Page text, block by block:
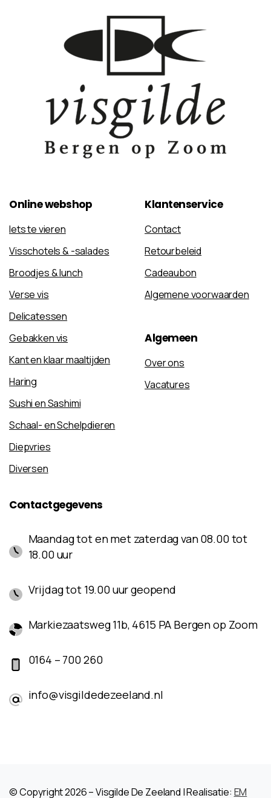
Onlinewebshop
Iets te vieren
Visschotels & -salades
Broodjes & lunch
Verse vis
Delicatessen
Gebakken vis
Kant en klaar maaltijden
Haring
Sushi en Sashimi
Schaal- en Schelpdieren
Diepvries
Diversen
Klantenservice
Contact
Retourbeleid
Cadeaubon
Algemene voorwaarden
Algemeen
Over ons
Vacatures
Contactgegevens
Maandag tot en met zaterdag van 08.00 tot
18.00 uur
Vrijdag tot 19.00 uur geopend
Markiezaatsweg 11b, 4615 PA Bergen op Zoom
0164 – 700 260
info@visgildedezeeland.nl
© Copyright 2026 – Visgilde De Zeeland | Realisatie: EM